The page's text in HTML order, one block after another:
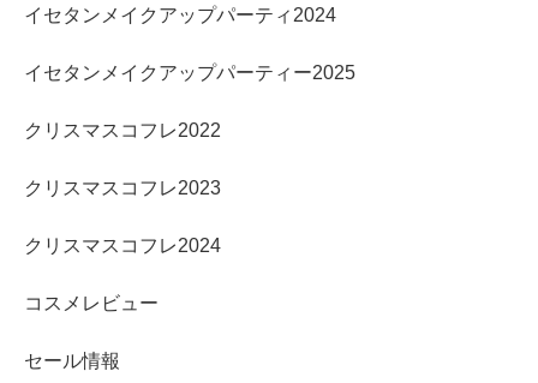
イセタンメイクアップパーティ2024
イセタンメイクアップパーティー2025
クリスマスコフレ2022
クリスマスコフレ2023
クリスマスコフレ2024
コスメレビュー
セール情報